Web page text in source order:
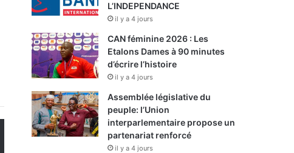
L’INDEPENDANCE
il y a 4 jours
CAN féminine 2026 : Les
Etalons Dames à 90 minutes
d’écrire l’histoire
il y a 4 jours
Assemblée législative du
peuple: l’Union
interparlementaire propose un
partenariat renforcé
il y a 4 jours